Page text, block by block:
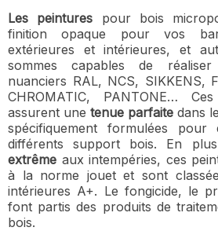
Les peintures pour bois
finition opaque pour vos
extérieures et intérieures, et
sommes capables de
nuanciers RAL, NCS, SIKKENS,
CHROMATIC, PANTONE…
assurent une tenue parfaite dans
spécifiquement formulées pour
différents support bois. En
extrême aux intempéries, ces
à la norme jouet et sont
intérieures A+. Le fongicide, le
font partis des produits de
bois.